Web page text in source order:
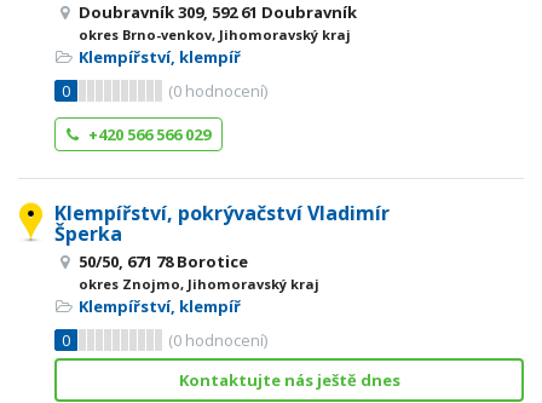
Doubravník 309, 592 61 Doubravník
okres Brno-venkov, Jihomoravský kraj
Klempířství, klempíř
0
(0 hodnocení)
+420 566 566 029
Klempířství, pokrývačství Vladimír
Šperka
50/50, 671 78 Borotice
okres Znojmo, Jihomoravský kraj
Klempířství, klempíř
0
(0 hodnocení)
Kontaktujte nás ještě dnes